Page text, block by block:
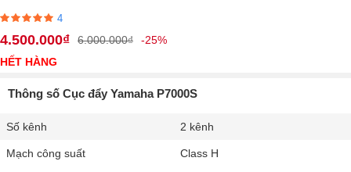
4
4.500.000₫ 6.000.000₫
-25%
HẾT HÀNG
Thông số Cục đẩy Yamaha P7000S
Số kênh 2 kênh
Mạch công suất Class H